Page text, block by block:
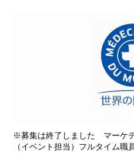
※募集は終了しました マーケ
（イベント担当）フルタイム職